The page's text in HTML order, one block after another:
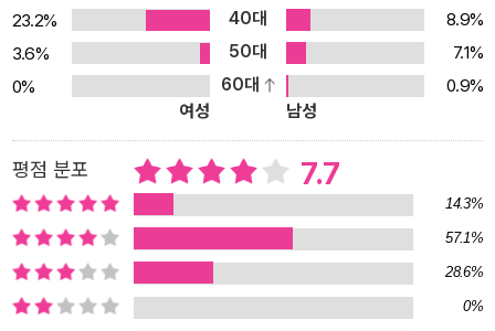
23.2%
40대
8.9%
3.6%
50대
7.1%
0%
60대
0.9%
여성
남성
평점 분포 7.7
14.3%
57.1%
28.6%
0%